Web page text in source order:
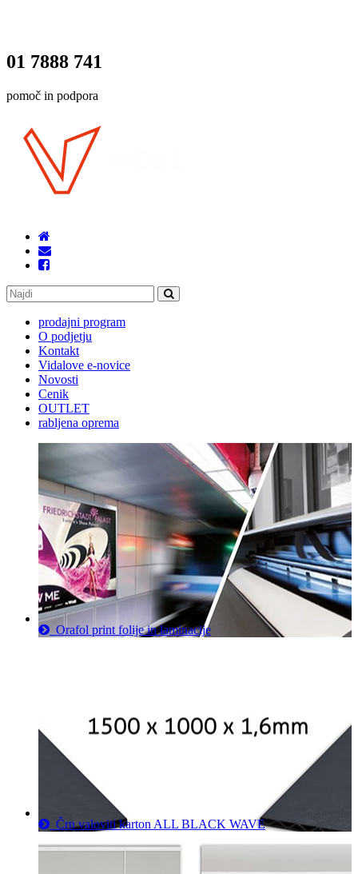
01 7888 741
pomoč in podpora
prodajni program
O podjetju
Kontakt
Vidalove e-novice
Novosti
Cenik
OUTLET
rabljena oprema
Orafol print folije in laminacije
Črn valoviti karton ALL BLACK WAVE